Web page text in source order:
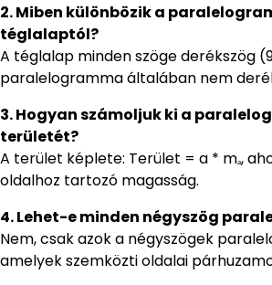
2. Miben különbözik a
téglalaptól?
A téglalap minden szöge derékszög
paralelogramma általában nem
3. Hogyan számoljuk ki a
területét?
A terület képlete: Terület = a * mₐ,
oldalhoz tartozó magasság.
4. Lehet-e minden négyszög
Nem, csak azok a négyszögek
amelyek szemközti oldalai